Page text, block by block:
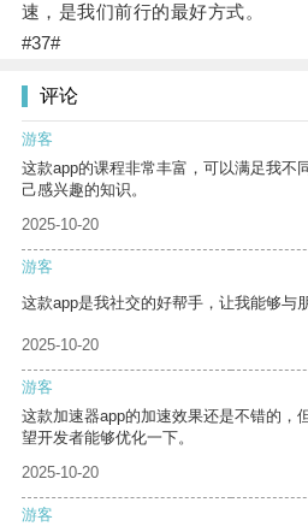
速，是我们前行的最好方式。
#37#
评论
游客
这款app的课程非常丰富，可以满足我不
己感兴趣的知识。
2025-10-20
游客
这款app是我社交的好帮手，让我能够与
2025-10-20
游客
这款加速器app的加速效果还是不错的，
望开发者能够优化一下。
2025-10-20
游客